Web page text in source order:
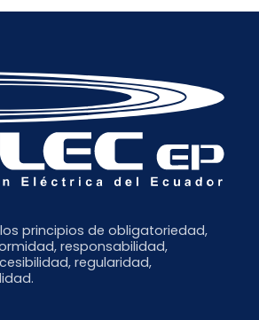
principios de obligatoriedad,
responsabilidad,
regularidad,